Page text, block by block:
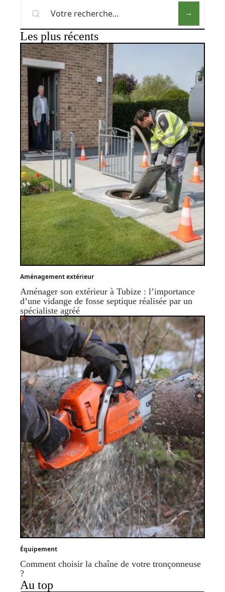
Les plus récents
Aménagement extérieur
Aménager son extérieur à Tubize : l’importance
d’une vidange de fosse septique réalisée par un
spécialiste agréé
Équipement
Comment choisir la chaîne de votre tronçonneuse
?
Au top